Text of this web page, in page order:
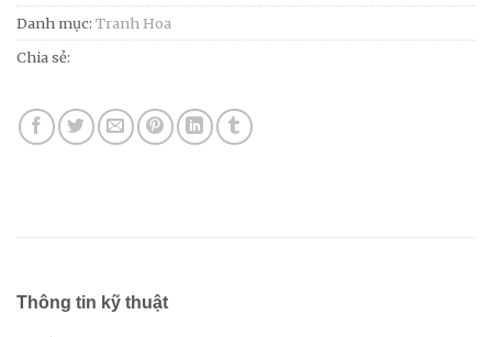
Danh mục: Tranh Hoa
Chia sẻ:
Thông tin kỹ thuật